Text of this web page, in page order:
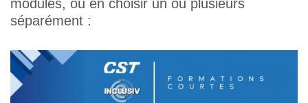
modules, ou en choisir un ou plusieurs
séparément :